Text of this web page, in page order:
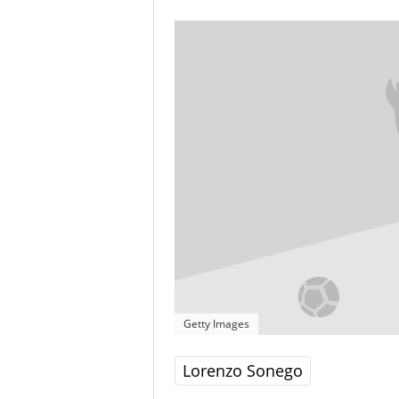
Getty Images
Lorenzo Sonego